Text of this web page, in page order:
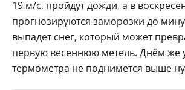
19 м/с, пройдут дожди, а в
прогнозируются заморозки до
выпадет снег, который может
первую весеннюю метель. Днём же
термометра не поднимется выше